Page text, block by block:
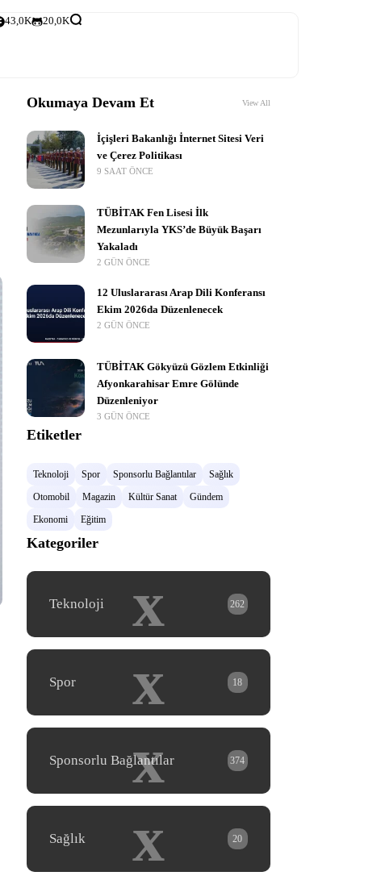
43,0K 20,0K
Okumaya Devam Et View All
İçişleri Bakanlığı İnternet Sitesi Veri
ve Çerez Politikası
9 SAAT ÖNCE
TÜBİTAK Fen Lisesi İlk
Mezunlarıyla YKS’de Büyük Başarı
Yakaladı
2 GÜN ÖNCE
12 Uluslararası Arap Dili Konferansı
Ekim 2026da Düzenlenecek
2 GÜN ÖNCE
TÜBİTAK Gökyüzü Gözlem Etkinliği
Afyonkarahisar Emre Gölünde
Düzenleniyor
3 GÜN ÖNCE
Etiketler
Teknoloji Spor Sponsorlu Bağlantılar
Sağlık
Otomobil
Magazin Kültür Sanat
Gündem
Ekonomi
Eğitim
Kategoriler
x
Teknoloji 262
x
Spor 18
x
Sponsorlu Bağlantılar 374
x
Sağlık 20